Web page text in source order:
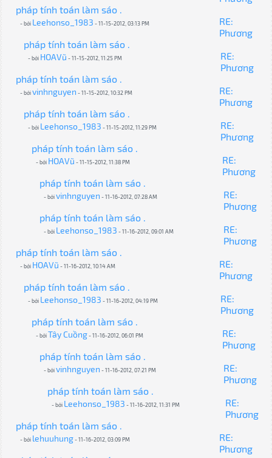
pháp tính toán làm sáo .
- bởi Leehonso_1983 - 11-15-2012, 03:13 PM
RE:
Phương
pháp tính toán làm sáo .
- bởi HOAVũ - 11-15-2012, 11:25 PM
RE:
Phương
pháp tính toán làm sáo .
- bởivinhnguyen - 11-15-2012, 10:32 PM
RE:
Phương
pháp tính toán làm sáo .
- bởi Leehonso_1983 - 11-15-2012, 11:29 PM
RE:
Phương
pháp tính toán làm sáo .
- bởi HOAVũ - 11-15-2012, 11:38 PM
RE:
Phương
pháp tính toán làm sáo .
- bởivinhnguyen - 11-16-2012, 07:28 AM
RE:
Phương
pháp tính toán làm sáo .
- bởi Leehonso_1983 - 11-16-2012, 09:01 AM
RE:
Phương
pháp tính toán làm sáo .
- bởi HOAVũ - 11-16-2012, 10:14 AM
RE:
Phương
pháp tính toán làm sáo .
- bởi Leehonso_1983 - 11-16-2012, 04:19 PM
RE:
Phương
pháp tính toán làm sáo .
- bởiTây Cuồng- 11-16-2012, 06:01 PM
RE:
Phương
pháp tính toán làm sáo .
- bởivinhnguyen - 11-16-2012, 07:21 PM
RE:
Phương
pháp tính toán làm sáo .
- bởi Leehonso_1983 - 11-16-2012, 11:31 PM
RE:
Phương
pháp tính toán làm sáo .
- bởi lehuuhung- 11-16-2012, 03:09 PM
RE:
Phương